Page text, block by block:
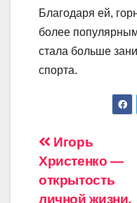
Благодаря ей,
более
стала больше
спорта.
по
Игорь
Христенко —
открытость
личной жизни,